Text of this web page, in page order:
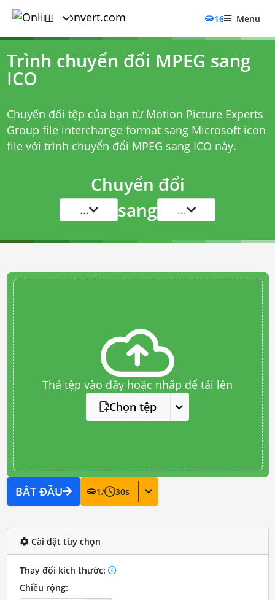
16 Menu
Trình chuyển đổi MPEG sang
ICO
Chuyển đổi tệp của bạn từ Motion Picture Experts
Group file interchange format sang Microsoft icon
file với trình chuyển đổi MPEG sang ICO này.
Chuyển đổi
... sang ...
Thả tệp vào đây hoặc nhấp để tải lên
Chọn tệp
BẮT ĐẦU 1/ 30s
Cài đặt tùy chọn
Thay đổi kích thước:
Chiều rộng: